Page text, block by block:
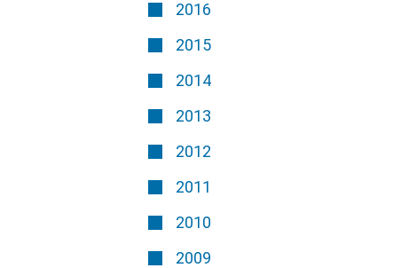
2016
2015
2014
2013
2012
2011
2010
2009